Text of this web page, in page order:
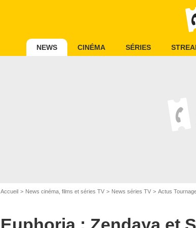
NEWS CINÉMA SÉRIES
Accueil News cinéma, films et séries TV News séries TV Actus